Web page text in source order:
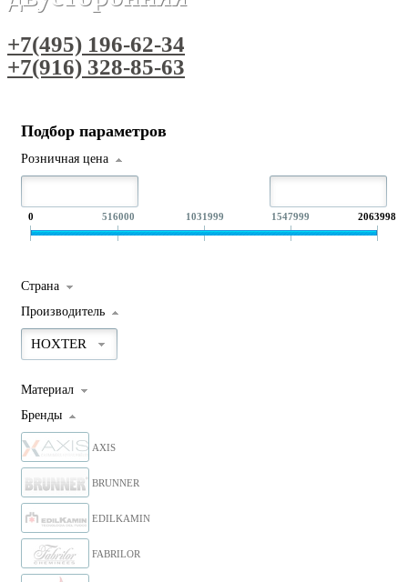
+7(495) 196-62-34
+7(916) 328-85-63
Подбор параметров
Розничная цена
0 516000 1031999 1547999 2063998
Страна
Производитель
HOXTER
Материал
Бренды
AXIS
BRUNNER
EDILKAMIN
FABRILOR